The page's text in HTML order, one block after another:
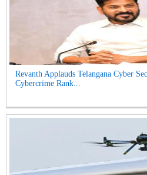
Revanth Applauds Telangana Cyber
Cybercrime Rank...